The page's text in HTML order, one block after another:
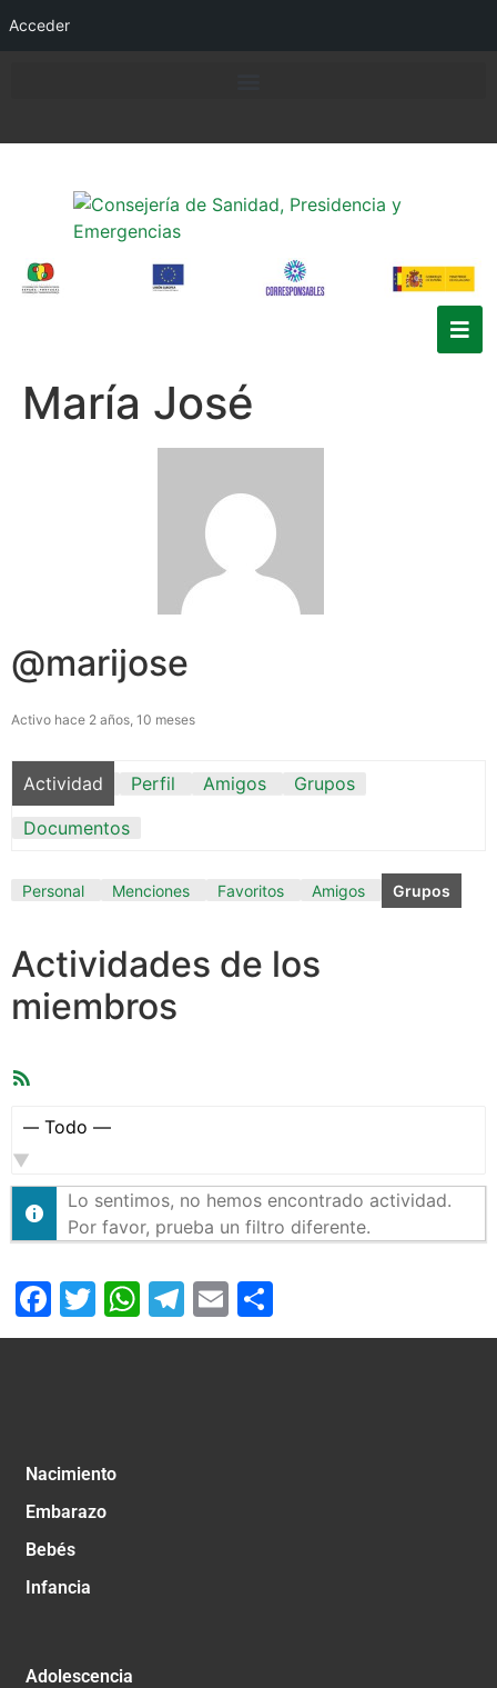
Acceder
María José
@marijose
Activo hace 2 años, 10 meses
Actividad Perfil Amigos
Grupos
Documentos
Personal Menciones Favoritos Amigos Grupos
Actividades de los
miembros
Mostrar:
Lo sentimos, no hemos encontrado actividad.
Por favor, prueba un filtro diferente.
Facebook
Twitter
WhatsApp
Telegram
Email
Nacimiento
Embarazo
Bebés
Infancia
Adolescencia